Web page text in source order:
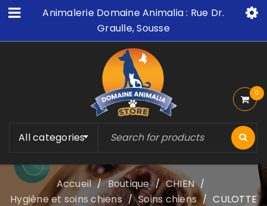
Animalerie Domaine Animalia : Rue Dr.
Graulle, Sousse
All categories
0
Accueil / Boutique / CHIEN /
Hygiène et soins chiens / Soins chiens / CULOTTE